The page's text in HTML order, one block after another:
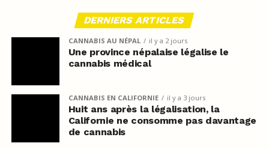
DERNIERS ARTICLES
CANNABIS AU NÉPAL il y a 2 jours
Une province népalaise légalise le
cannabis médical
CANNABIS EN CALIFORNIE il y a 3 jours
Huit ans après la légalisation, la
Californie ne consomme pas davantage
de cannabis